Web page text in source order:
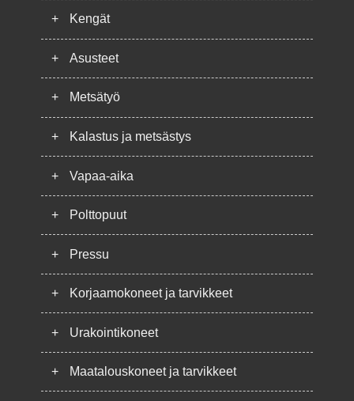
+ Kengät
+ Asusteet
+ Metsätyö
+ Kalastus ja metsästys
+ Vapaa-aika
+ Polttopuut
+ Pressu
+ Korjaamokoneet ja tarvikkeet
+ Urakointikoneet
+ Maatalouskoneet ja tarvikkeet